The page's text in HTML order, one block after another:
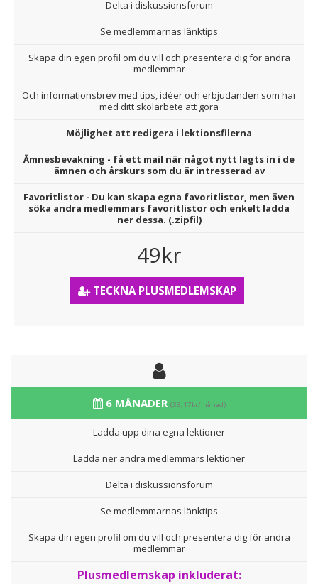
Delta i diskussionsforum
Se medlemmarnas länktips
Skapa din egen profil om du vill och presentera dig för andra
medlemmar
Och informationsbrev med tips, idéer och erbjudanden som har
med ditt skolarbete att göra
Möjlighet att redigera i lektionsfilerna
Ämnesbevakning - få ett mail när något nytt lagts in i de
ämnen och årskurs som du är intresserad av
Favoritlistor - Du kan skapa egna favoritlistor, men även
söka andra medlemmars favoritlistor och enkelt ladda
ner dessa. (.zipfil)
49kr
TECKNA PLUSMEDLEMSKAP
6 MÅNADER (33,17kr/månad)
Ladda upp dina egna lektioner
Ladda ner andra medlemmars lektioner
Delta i diskussionsforum
Se medlemmarnas länktips
Skapa din egen profil om du vill och presentera dig för andra
medlemmar
Plusmedlemskap inkluderat: